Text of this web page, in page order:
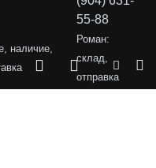
наличие,
55-88
Роман:
склад,
отправка